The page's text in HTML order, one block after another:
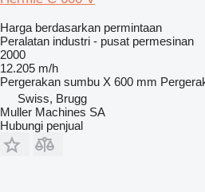
Harga berdasarkan permintaan
Peralatan industri - pusat permesinan
2000
12.205 m/h
Pergerakan sumbu X 600 mm
Swiss, Brugg
Muller Machines SA
Hubungi penjual